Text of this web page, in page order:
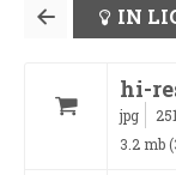
IN
hi-
jpg
3.2 mb